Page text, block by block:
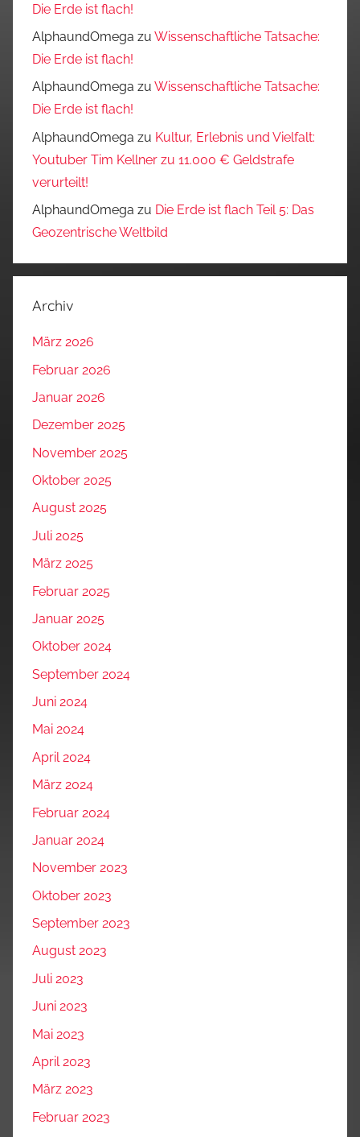
Die Erde ist flach!
AlphaundOmega zu Wissenschaftliche Tatsache:
Die Erde ist flach!
AlphaundOmega zu Wissenschaftliche Tatsache:
Die Erde ist flach!
AlphaundOmega zu Kultur, Erlebnis und Vielfalt:
Youtuber Tim Kellner zu 11.000 € Geldstrafe
verurteilt!
AlphaundOmega zu Die Erde ist flach Teil 5: Das
Geozentrische Weltbild
Archiv
März 2026
Februar 2026
Januar 2026
Dezember 2025
November 2025
Oktober 2025
August 2025
Juli 2025
März 2025
Februar 2025
Januar 2025
Oktober 2024
September 2024
Juni 2024
Mai 2024
April 2024
März 2024
Februar 2024
Januar 2024
November 2023
Oktober 2023
September 2023
August 2023
Juli 2023
Juni 2023
Mai 2023
April 2023
März 2023
Februar 2023